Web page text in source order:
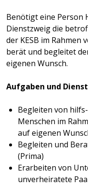
Benötigt eine Person
Dienstzweig die
der KESB im Rahmen
berät und begleitet
eigenen Wunsch.
Aufgaben und
Begleiten von
Menschen im
auf eigenen
Begleiten und
(Prima)
Erarbeiten von
unverheiratete